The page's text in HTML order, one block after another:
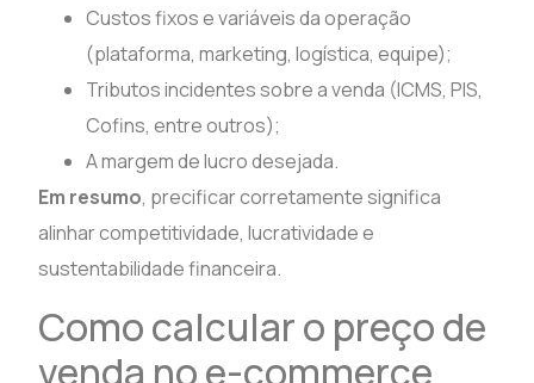
Custos fixos e variáveis da operação
(plataforma, marketing, logística, equipe);
Tributos incidentes sobre a venda (ICMS, PIS,
Cofins, entre outros);
A margem de lucro desejada.
Em resumo, precificar corretamente significa
alinhar competitividade, lucratividade e
sustentabilidade financeira.
Como calcular o preço de
venda no e-commerce